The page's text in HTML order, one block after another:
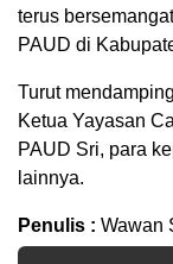
terus
PAUD di
Turut
Ketua Yayasan
PAUD Sri, para
lainnya.
Penulis : Wawan